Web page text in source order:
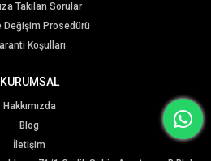
Takılan Sorular
Değişim Prosedürü
Koşulları
KURUMSAL
Hakkımızda
Blog
İletişim